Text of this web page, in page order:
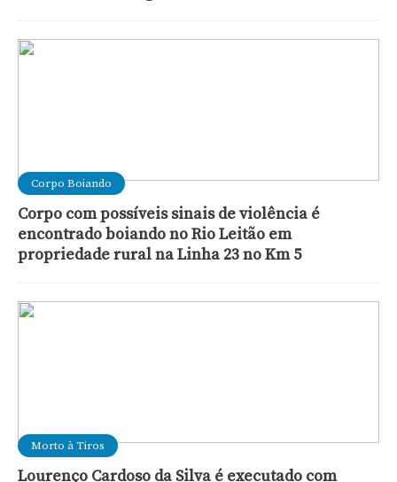
Corpo Boiando
Corpo com possíveis sinais de violência é
encontrado boiando no Rio Leitão em
propriedade rural na Linha 23 no Km 5
Morto à Tiros
Lourenço Cardoso da Silva é executado com